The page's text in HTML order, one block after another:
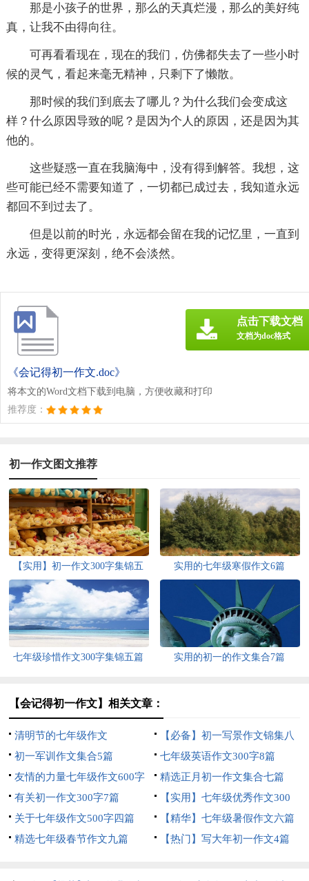
那是小孩子的世界，那么的天真烂漫，那么的美好纯
真，让我不由得向往。
可再看看现在，现在的我们，仿佛都失去了一些小时
候的灵气，看起来毫无精神，只剩下了懒散。
那时候的我们到底去了哪儿？为什么我们会变成这
样？什么原因导致的呢？是因为个人的原因，还是因为其
他的。
这些疑惑一直在我脑海中，没有得到解答。我想，这
些可能已经不需要知道了，一切都已成过去，我知道永远
都回不到过去了。
但是以前的时光，永远都会留在我的记忆里，一直到
永远，变得更深刻，绝不会淡然。
《会记得初一作文.doc》
将本文的Word文档下载到电脑，方便收藏和打印
推荐度：
点击下载文档
文档为doc格式
初一作文图文推荐
【实用】初一作文300字集锦五
篇
实用的七年级寒假作文6篇
七年级珍惜作文300字集锦五篇 实用的初一的作文集合7篇
【会记得初一作文】相关文章：
清明节的七年级作文
【必备】初一写景作文锦集八
篇
初一军训作文集合5篇
七年级英语作文300字8篇
友情的力量七年级作文600字
精选正月初一作文集合七篇
有关初一作文300字7篇
【实用】七年级优秀作文300
字集锦6篇
关于七年级作文500字四篇
【精华】七年级暑假作文六篇
精选七年级春节作文九篇
【热门】写大年初一作文4篇